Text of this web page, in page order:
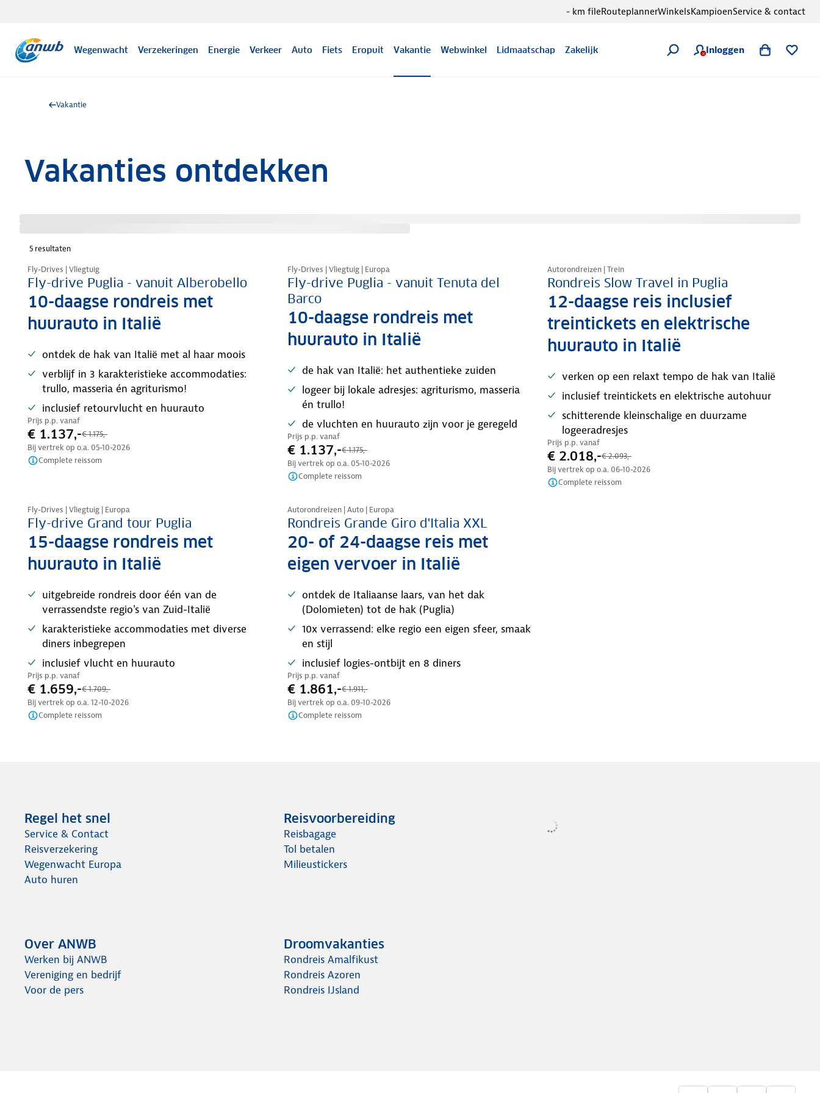
Wegenwacht Verzekeringen Energie Verkeer Auto Fiets Eropuit Vakantie Webwinkel Lidmaatschap Zakelijk Inloggen
- km fileRouteplannerWinkelsKampioenService & contact
Vakantie
Vakanties ontdekken
5 resultaten
Nazomer korting
Fly-Drives | Vliegtuig
Fly-drive Puglia - vanuit Alberobello
10-daagse rondreis met
huurauto in Italië
ontdek de hak van Italië met al haar moois
verblijf in 3 karakteristieke accommodaties:
trullo, masseria én agriturismo!
inclusief retourvlucht en huurauto
Prijs p.p. vanaf
€ 1.137,-€ 1.175,-
Bij vertrek op o.a. 05-10-2026
Complete reissom
Fly-Drives | Vliegtuig | Europa
Fly-drive Puglia - vanuit Tenuta del
Barco
10-daagse rondreis met
huurauto in Italië
de hak van Italië: het authentieke zuiden
logeer bij lokale adresjes: agriturismo, masseria
én trullo!
de vluchten en huurauto zijn voor je geregeld
Prijs p.p. vanaf
€ 1.137,-€ 1.175,-
Bij vertrek op o.a. 05-10-2026
Complete reissom
Autorondreizen | Trein
Rondreis Slow Travel in Puglia
12-daagse reis inclusief
treintickets en elektrische
huurauto in Italië
verken op een relaxt tempo de hak van Italië
inclusief treintickets en elektrische autohuur
schitterende kleinschalige en duurzame
logeeradresjes
Prijs p.p. vanaf
€ 2.018,-€ 2.093,-
Bij vertrek op o.a. 06-10-2026
Complete reissom
Fly-Drives | Vliegtuig | Europa
Fly-drive Grand tour Puglia
15-daagse rondreis met
huurauto in Italië
uitgebreide rondreis door één van de
verrassendste regio's van Zuid-Italië
karakteristieke accommodaties met diverse
diners inbegrepen
inclusief vlucht en huurauto
Prijs p.p. vanaf
€ 1.659,-€ 1.709,-
Bij vertrek op o.a. 12-10-2026
Complete reissom
Autorondreizen | Auto | Europa
Rondreis Grande Giro d'Italia XXL
20- of 24-daagse reis met
eigen vervoer in Italië
ontdek de Italiaanse laars, van het dak
(Dolomieten) tot de hak (Puglia)
10x verrassend: elke regio een eigen sfeer, smaak
en stijl
inclusief logies-ontbijt en 8 diners
Prijs p.p. vanaf
€ 1.861,-€ 1.911,-
Bij vertrek op o.a. 09-10-2026
Complete reissom
Regel het snel
Service & Contact
Reisverzekering
Wegenwacht Europa
Auto huren
Reisvoorbereiding
Reisbagage
Tol betalen
Milieustickers
Over ANWB
Werken bij ANWB
Vereniging en bedrijf
Voor de pers
Droomvakanties
Rondreis Amalfikust
Rondreis Azoren
Rondreis IJsland